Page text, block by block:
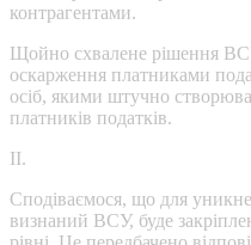
контрагентами.
Щойно схвалене рішення
оскарження платниками
осіб, якими штучно
платників податків.
ІІ.
Сподіваємося, що для
визнаний ВСУ, буде